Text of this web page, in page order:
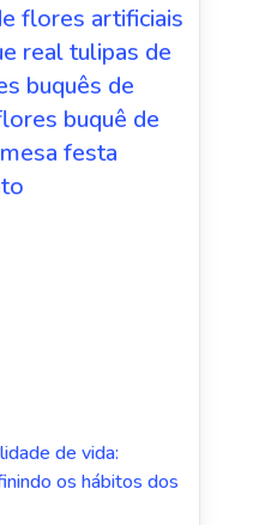
flores artificiais
real tulipas de
buquês de
buquê de
festa
de vida:
os hábitos dos